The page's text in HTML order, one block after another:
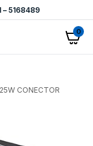
– 5168489
0
CONECTOR